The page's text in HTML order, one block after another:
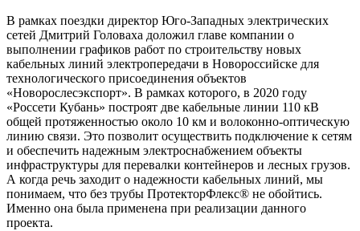
В рамках поездки директор Юго-Западных электрических
сетей Дмитрий Головаха доложил главе компании о
выполнении графиков работ по строительству новых
кабельных линий электропередачи в Новороссийске для
технологического присоединения объектов
«Новорослесэкспорт». В рамках которого, в 2020 году
«Россети Кубань» построят две кабельные линии 110 кВ
общей протяженностью около 10 км и волоконно-оптическую
линию связи. Это позволит осуществить подключение к сетям
и обеспечить надежным электроснабжением объекты
инфраструктуры для перевалки контейнеров и лесных грузов.
А когда речь заходит о надежности кабельных линий, мы
понимаем, что без трубы ПротекторФлекс® не обойтись.
Именно она была применена при реализации данного
проекта.